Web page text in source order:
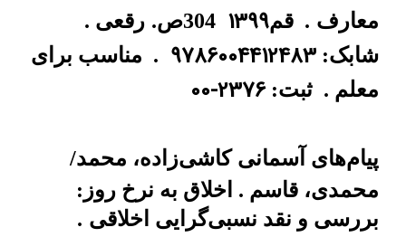
معارف . قم 1399304ص.
رقعی .
شابک:9786004412483
.
مناسب برای
معلم . ثبت:00-2376
پیام‌های آسمانی کاشی‌زاده، محمد/
محمدی، قاسم . اخلاق به نرخ روز:
بررسی و نقد نسبی‌گرایی اخلاقی .